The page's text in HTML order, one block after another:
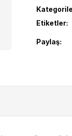
Etiketler:
Paylaş: